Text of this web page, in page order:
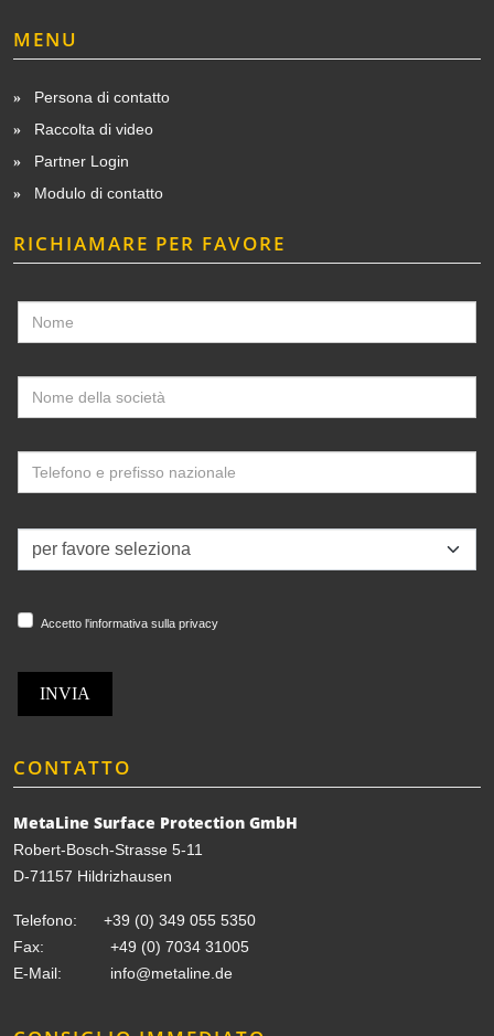
MENU
Persona di contatto
Raccolta di video
Partner Login
Modulo di contatto
RICHIAMARE PER FAVORE
Accetto l'informativa sulla privacy
INVIA
CONTATTO
MetaLine Surface Protection GmbH
Robert-Bosch-Strasse 5-11
D-71157 Hildrizhausen
Telefono: +39 (0) 349 055 5350
Fax: +49 (0) 7034 31005
E-Mail: info@metaline.de